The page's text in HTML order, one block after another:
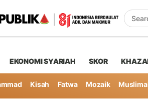
EKONOMI SYARIAH SKOR
Kisah Fatwa Mozaik